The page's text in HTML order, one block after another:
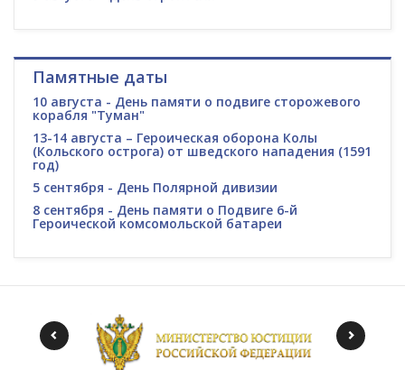
Памятные даты
10 августа - День памяти о подвиге сторожевого
корабля "Туман"
13-14 августа – Героическая оборона Колы
(Кольского острога) от шведского нападения (1591
год)
5 сентября - День Полярной дивизии
8 сентября - День памяти о Подвиге 6-й
Героической комсомольской батареи